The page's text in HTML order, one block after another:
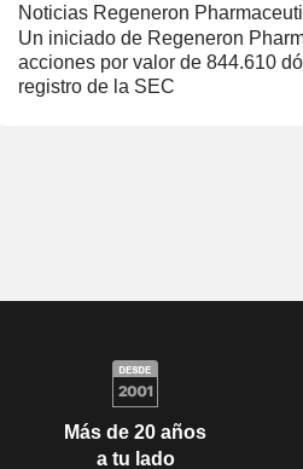
Noticias Regeneron
Un iniciado de Regeneron
acciones por valor de 844.610
registro de la SEC
Más de 20 años
a tu lado